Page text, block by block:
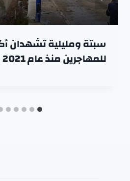
سبتة ومليلية تشهدان
للمهاجرين منذ عام 2021